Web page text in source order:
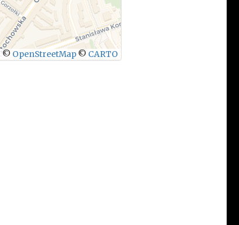
© OpenStreetMap © CARTO